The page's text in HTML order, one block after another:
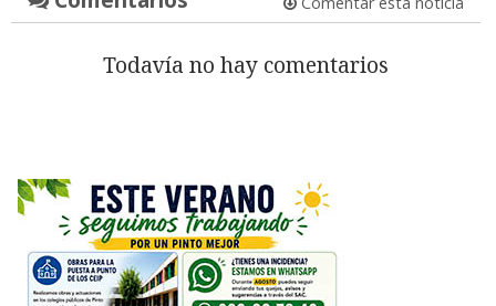
Todavía no hay comentarios